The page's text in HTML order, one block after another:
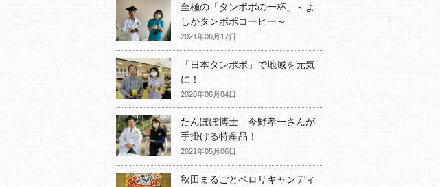
至極の「タンポポの一杯」～よ
しかタンポポコーヒー～
2021年06月17日
「日本タンポポ」で地域を元気
に！
2020年06月04日
たんぽぽ博士 今野孝一さんが
手掛ける特産品！
2021年05月06日
秋田まるごとペロリキャンディ